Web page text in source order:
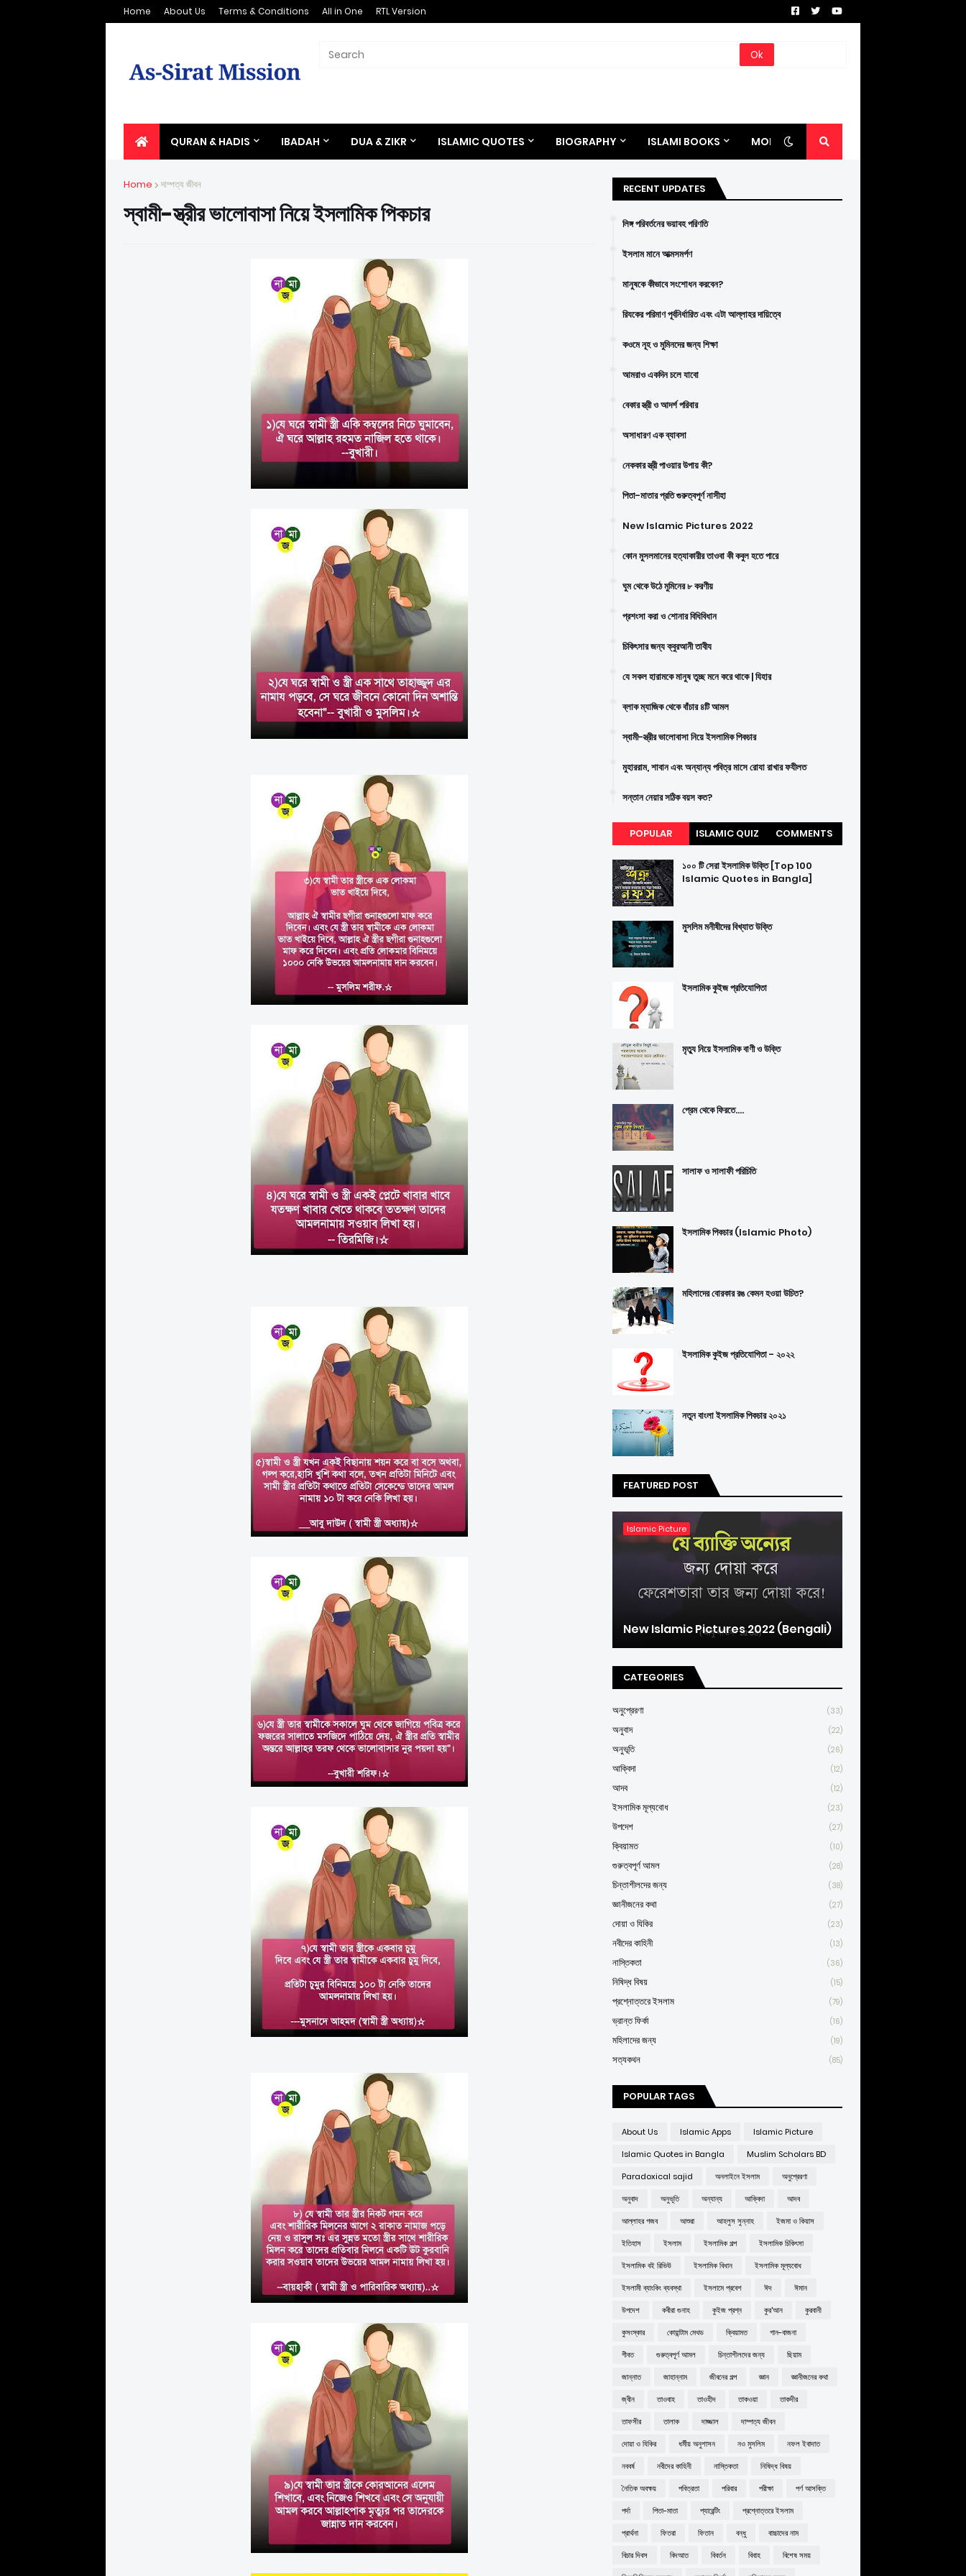
Home About Us Terms & Conditions All in One RTL Version
QURAN & HADIS IBADAH DUA & ZIKR ISLAMIC QUOTES BIOGRAPHY ISLAMI BOOKS MORE
Home দাম্পত্য জীবন
স্বামী-স্ত্রীর ভালোবাসা নিয়ে ইসলামিক পিকচার
RECENT UPDATES
লিঙ্গ পরিবর্তনের ভয়াবহ পরিণতি
ইসলাম মানে আত্মসমর্পণ
মানুষকে কীভাবে সংশোধন করবেন?
রিযকের পরিমাণ পূর্বনির্ধারিত এবং এটা আল্লাহর দায়িত্বে
কওমে নূহ ও মুমিনদের জন্য শিক্ষা
আমরাও একদিন চলে যাবো
বেকার স্ত্রী ও আদর্শ পরিবার
অসাধারণ এক ব্যাবসা
নেককার স্ত্রী পাওয়ার উপায় কী?
পিতা-মাতার প্রতি গুরুত্বপূর্ণ নাসীহা
New Islamic Pictures 2022
কোন মুসলমানের হত্যাকারীর তাওবা কী কবুল হতে পারে
ঘুম থেকে উঠে মুমিনের ৮ করণীয়
প্রশংসা করা ও শোনার বিধিবিধান
চিকিৎসার জন্য ক্বুরআনী তাবীয
যে সকল হারামকে মানুষ তুচ্ছ মনে করে থাকে | যিহার
ব্লাক ম্যাজিক থেকে বাঁচার ৪টি আমল
স্বামী-স্ত্রীর ভালোবাসা নিয়ে ইসলামিক পিকচার
মুহাররাম, শাবান এবং অন্যান্য পবিত্র মাসে রোযা রাখার ফযীলত
সন্তান নেয়ার সঠিক বয়স কত?
POPULAR ISLAMIC QUIZ COMMENTS
১০০ টি সেরা ইসলামিক উক্তি [Top 100
Islamic Quotes in Bangla]
মুসলিম মনীষীদের বিখ্যাত উক্তি
ইসলামিক কুইজ প্রতিযোগিতা
মৃত্যু নিয়ে ইসলামিক বাণী ও উক্তি
প্রেম থেকে ফিরতে....
সালাফ ও সালাফী পরিচিতি
ইসলামিক পিকচার (Islamic Photo)
মহিলাদের বোরকার রঙ কেমন হওয়া উচিত?
ইসলামিক কুইজ প্রতিযোগিতা - ২০২২
নতুন বাংলা ইসলামিক পিকচার ২০২১
FEATURED POST
Islamic Picture
New Islamic Pictures 2022 (Bengali)
CATEGORIES
অনুপ্রেরণা (33)
অনুবাদ (22)
অনুভূতি (26)
আক্বিদা (12)
আদব (12)
ইসলামিক মূল্যবোধ (23)
উপদেশ (27)
ক্বিয়ামত (10)
গুরুত্বপূর্ণ আমল (28)
চিন্তাশীলদের জন্য (38)
জ্ঞানীজনের কথা (27)
দোয়া ও যিকির (23)
নবীদের কাহিনী (13)
নাস্তিকতা (36)
নিষিদ্ধ বিষয় (15)
প্রশ্নোত্তরে ইসলাম (79)
ভ্রান্ত ফির্কা (16)
মহিলাদের জন্য (19)
সত্যকথন (85)
POPULAR TAGS
About Us Islamic Apps
Islamic Picture
Islamic Quotes in Bangla
Muslim Scholars BD
Paradoxical sajid
অনলাইনে ইসলাম
অনুপ্রেরণা
অনুবাদ
অনুভূতি অন্যান্য আক্বিদা
আদব
আল্লাহর গজব
আশুরা আহলুস সুন্নাহ
ইজমা ও কিয়াস
ইতিহাস
ইসলাম ইসলামিক গল্প
ইসলামিক চিকিৎসা
ইসলামিক বই রিভিউ
ইসলামিক বিধান
ইসলামিক মূল্যবোধ
ইসলামী ব্যাংকিং ব্যবস্থা
ইসলামে প্রবেশ ঈদ
ঈমান
উপদেশ
কবীরা গুনাহ কুইজ প্রশ্ন কুর'আন
কুরবানী
কুসংস্কার
কোয়ান্টাম মেথড ক্বিয়ামত
গান-বাজনা
গীবত
গুরুত্বপূর্ণ আমল চিন্তাশীলদের জন্য
ছিয়াম
জান্নাত
জাহান্নাম জীবনের গল্প জ্ঞান
জ্ঞানীজনের কথা
জ্বীন
তাওবাহ তাওহীদ তাকওয়া
তাকদীর
তাফসীর
তালাক দাজ্জাল
দাম্পত্য জীবন
দোয়া ও যিকির
ধর্মীয় অনুশাসন নও মুসলিম
নফল ইবাদাত
নববর্ষ
নবীদের কাহিনী নাস্তিকতা
নিষিদ্ধ বিষয়
নৈতিক অবক্ষয়
পবিত্রতা পরিবার পরীক্ষা
পর্ণ আসক্তি
পর্দা
পিতা-মাতা প্যারেন্টিং
প্রশ্নোত্তরে ইসলাম
প্রার্থনা
ফিতরা ফিতান বন্ধু
বাচ্চাদের নাম
বিচার দিবস
বিদআত বিবর্তন বিবাহ
বিশেষ সময়